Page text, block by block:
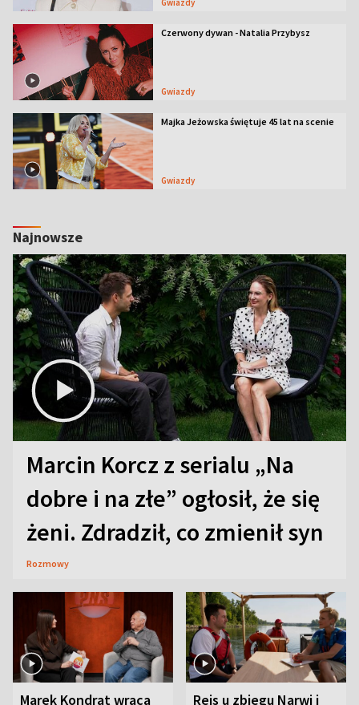
Gwiazdy
Czerwony dywan - Natalia Przybysz
Gwiazdy
Majka Jeżowska świętuje 45 lat na scenie
Gwiazdy
Najnowsze
Marcin Korcz z serialu „Na
dobre i na złe” ogłosił, że się
żeni. Zdradził, co zmienił syn
Rozmowy
Marek Kondrat wraca Rejs u zbiegu Narwi i